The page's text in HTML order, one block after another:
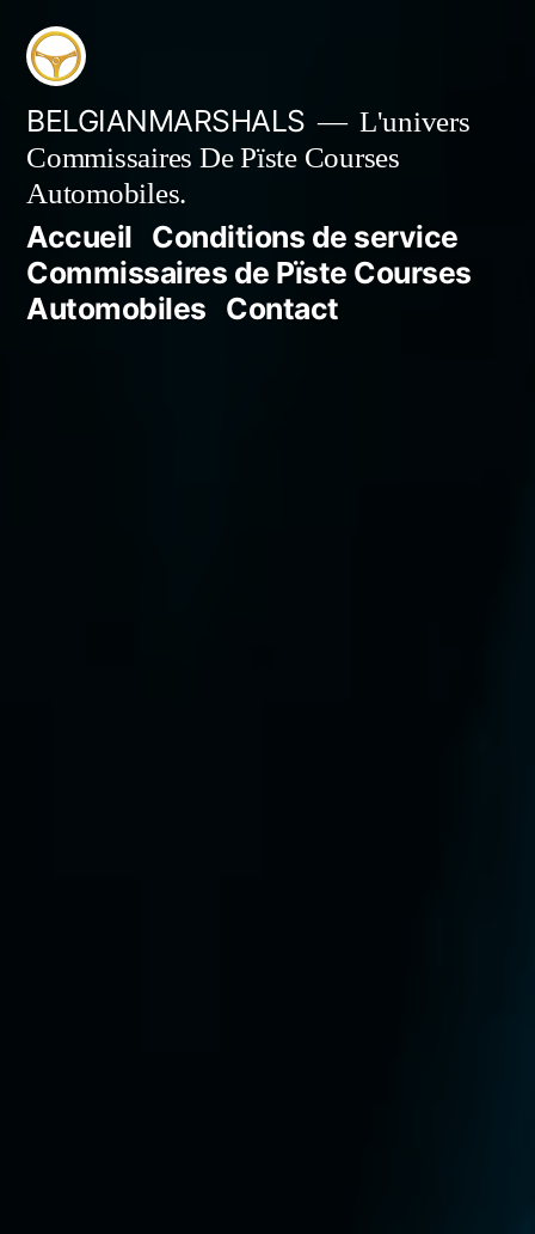
Aller
contenu
BELGIANMARSHALS
L'univers
Commissaires De Pïste Courses
Automobiles.
Accueil Conditions de service
Commissaires de Pïste Courses
Automobiles Contact